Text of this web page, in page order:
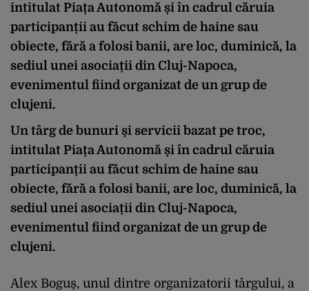
intitulat Piața Autonomă și în cadrul căruia
participanții au făcut schim de haine sau
obiecte, fără a folosi banii, are loc, duminică, la
sediul unei asociații din Cluj-Napoca,
evenimentul fiind organizat de un grup de
clujeni.
Un târg de bunuri și servicii bazat pe troc,
intitulat Piața Autonomă și în cadrul căruia
participanții au făcut schim de haine sau
obiecte, fără a folosi banii, are loc, duminică, la
sediul unei asociații din Cluj-Napoca,
evenimentul fiind organizat de un grup de
clujeni.
Alex Boguș, unul dintre organizatorii târgului, a